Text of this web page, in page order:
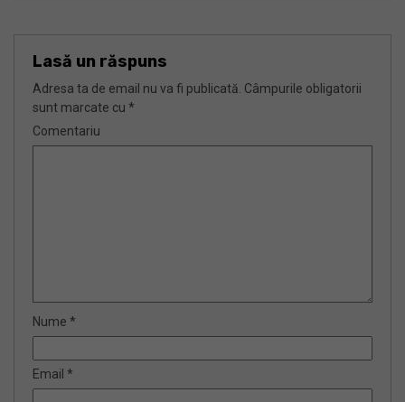
Lasă un răspuns
Adresa ta de email nu va fi publicată. Câmpurile obligatorii
sunt marcate cu *
Comentariu
Nume *
Email *